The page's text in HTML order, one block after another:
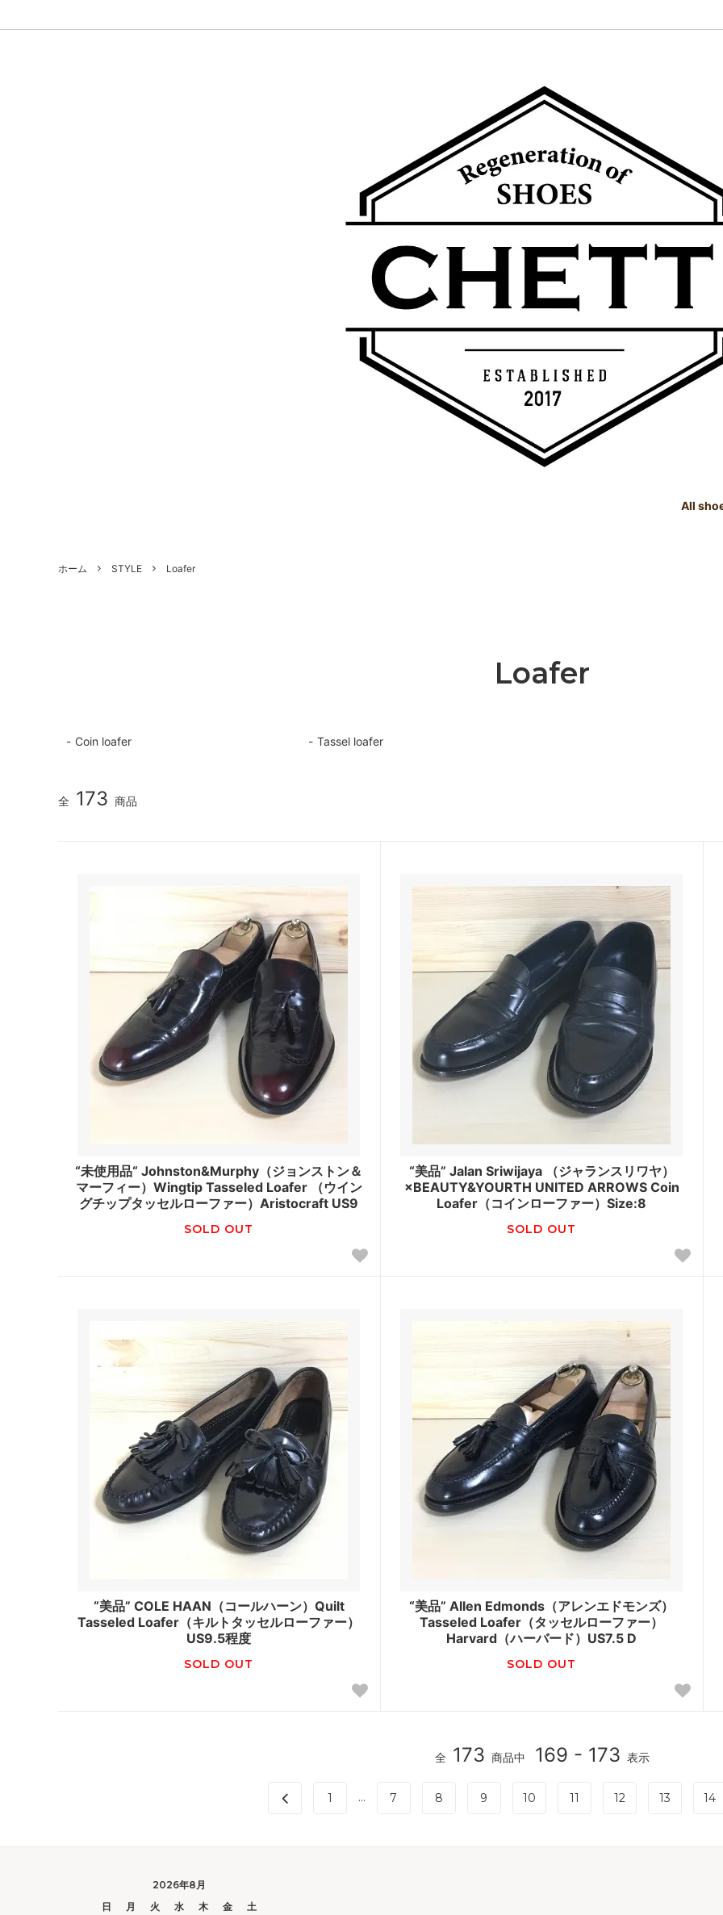
All
ホーム STYLE Loafer
Loafer
Coin loafer Tassel loafer
全 173 商品
“未使用品“ Johnston&Murphy（ジョンストン＆
マーフィー）Wingtip Tasseled Loafer （ウイン
グチップタッセルローファー）Aristocraft US9
SOLD OUT
“美品” Jalan Sriwijaya （ジャランスリワヤ）
×BEAUTY&YOURTH UNITED ARROWS Coin
Loafer（コインローファー）Size:8
SOLD OUT
“美品” COLE HAAN（コールハーン）Quilt
Tasseled Loafer（キルトタッセルローファー）
US9.5程度
SOLD OUT
“美品” Allen Edmonds（アレンエドモンズ）
Tasseled Loafer（タッセルローファー）
Harvard（ハーバード）US7.5 D
SOLD OUT
全 173 商品中 169 - 173 表示
1 ... 7 8 9 10 11 12 13 14
2026年8月
日
月 火 水 木 金
土